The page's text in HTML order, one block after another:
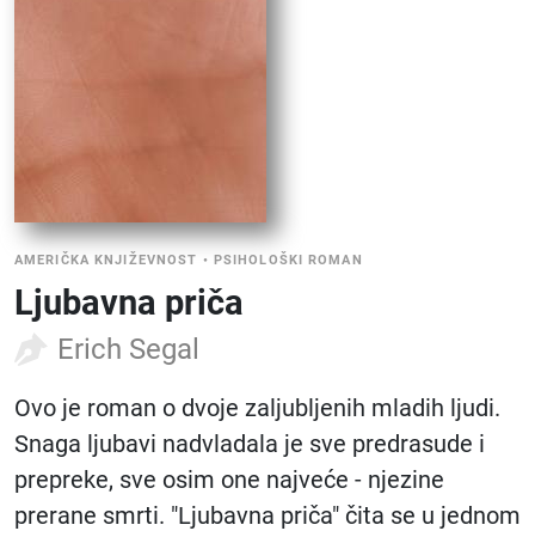
AMERIČKA KNJIŽEVNOST • PSIHOLOŠKI ROMAN
Ljubavna priča
Erich Segal
Ovo je roman o dvoje zaljubljenih mladih ljudi.
Snaga ljubavi nadvladala je sve predrasude i
prepreke, sve osim one najveće - njezine
prerane smrti. "Ljubavna priča" čita se u jednom